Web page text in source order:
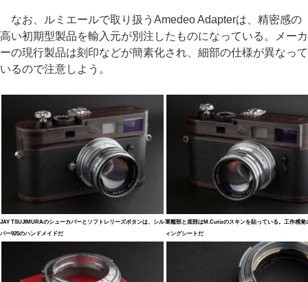
なお、ルミエールで取り扱うAmedeo Adapterは、精密感の
高い初期型製品を輸入元が別注したものになっている。メーカ
ーの現行製品は刻印などが簡素化され、細部の仕様が異なって
いるので注意しよう。
JAY TSUJIMURAのシューカバーとソフトレリーズボタンは、シル
バー925のハンドメイドだ
軍艦部と底部はM.Cutizのスキンを貼っている。工作感覚
ィングシートだ